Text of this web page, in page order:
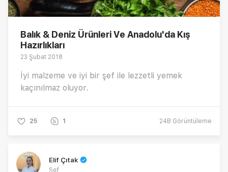
Balık & Deniz Ürünleri Ve Anadolu'da Kış
Hazırlıkları
23 Şubat 2018
İyi malzeme ve iyi bir şef ile lezzetli yemek
kaçınılmaz oluyor.
25 1 24B Görüntüleme
Elif Çıtak
Şef